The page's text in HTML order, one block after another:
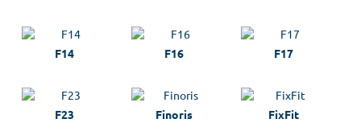
F14 F16 F17
F23 Finoris FixFit